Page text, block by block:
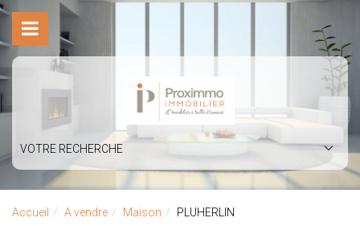
VOTRE RECHERCHE
Accueil A vendre Maison PLUHERLIN